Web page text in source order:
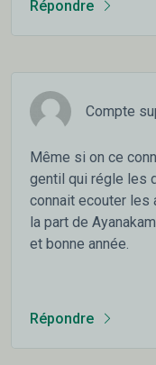
Répondre
Compte
Même si on ce
gentil qui régle les
connait ecouter les
la part de
et bonne année.
Répondre